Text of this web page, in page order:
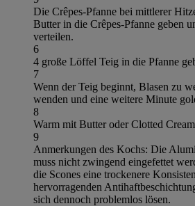
Die Crêpes-Pfanne bei mittlerer
Butter in die Crêpes-Pfanne geben
verteilen.
6
4 große Löffel Teig in die Pfanne
7
Wenn der Teig beginnt, Blasen zu
wenden und eine weitere Minute
8
Warm mit Butter oder Clotted
9
Anmerkungen des Kochs: Die
muss nicht zwingend eingefettet
die Scones eine trockenere
hervorragenden
sich dennoch problemlos lösen.